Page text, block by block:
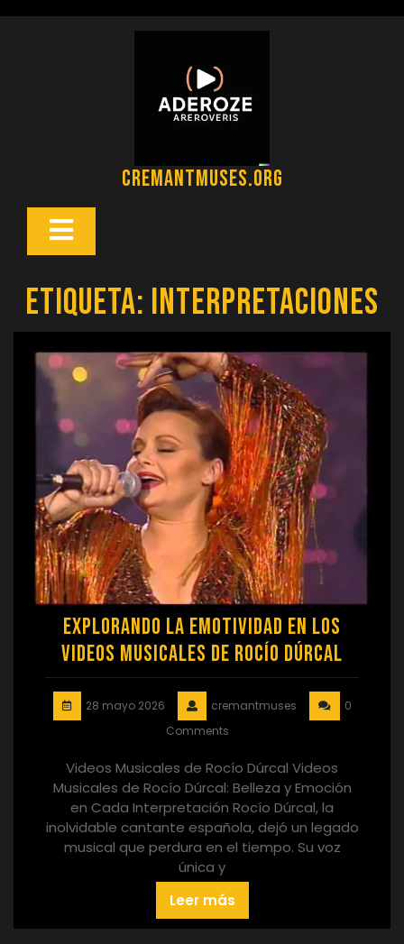
cremantmuses.org
Botón
Etiqueta: interpretaciones
Explorando la Emotividad en los
Videos Musicales de Rocío Dúrcal
28 mayo 2026 cremantmuses
0
Comments
Videos Musicales de Rocío Dúrcal Videos
Musicales de Rocío Dúrcal: Belleza y Emoción
en Cada Interpretación Rocío Dúrcal, la
inolvidable cantante española, dejó un legado
musical que perdura en el tiempo. Su voz
única y
Leer más